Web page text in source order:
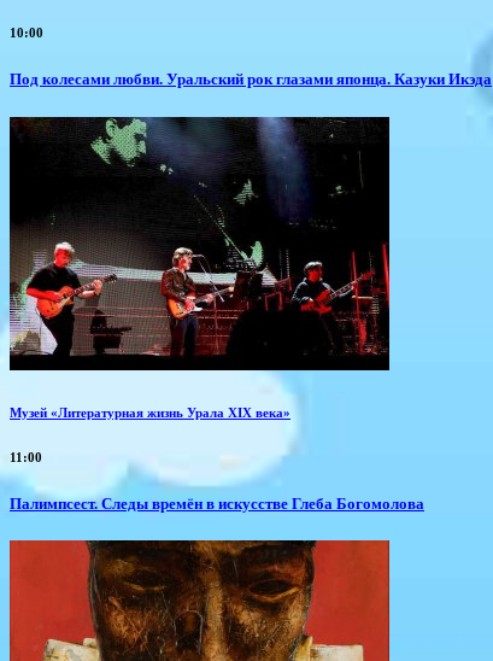
10:00
Под колесами любви. Уральский рок глазами японца. Казуки Икэда
Музей «Литературная жизнь Урала XIX века»
11:00
Палимпсест. Следы времён в искусстве Глеба Богомолова